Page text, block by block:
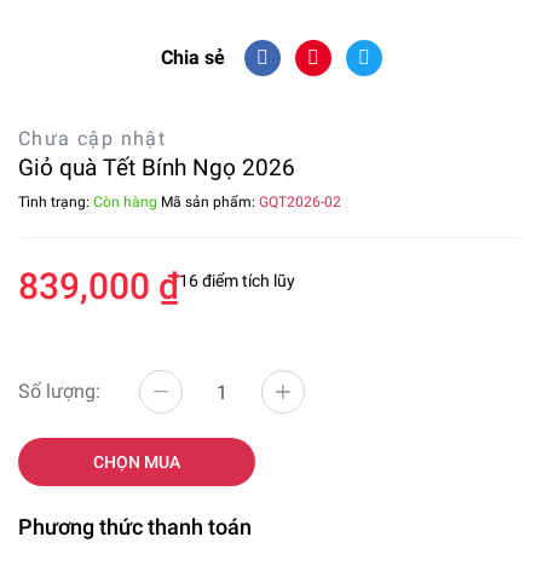
Chia sẻ
Chưa cập nhật
Giỏ quà Tết Bính Ngọ 2026
Tình trạng: Còn hàng Mã sản phẩm: GQT2026-02
839,000 ₫16 điểm tích lũy
Số lượng:
CHỌN MUA
Phương thức thanh toán